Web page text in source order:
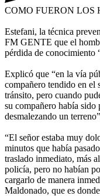
COMO FUERON LOS
Estefani, la técnica
FM GENTE que el
pérdida de conocimiento
Explicó que “en la vía
compañero tendido en el
tránsito, pero cuando
su compañero había sido
desmalezando un
“El señor estaba muy
minutos que había
traslado inmediato, más
policía, pero no habían
cargarlo de manera
Maldonado, que es